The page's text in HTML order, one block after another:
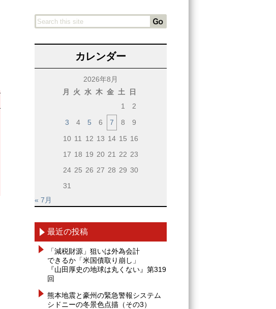
カレンダー
2026年8月
月
火 水 木 金 土
日
1
2
3
4 5 6 7 8
9
10 11 12 13 14 15 16
17 18 19 20 21 22 23
24 25 26 27 28 29 30
31
« 7月
最近の投稿
「減税財源」狙いは外為会計
できるか「米国債取り崩し」
『山田厚史の地球は丸くない』第319
回
熊本地震と豪州の緊急警報システム
シドニーの冬景色点描（その3）